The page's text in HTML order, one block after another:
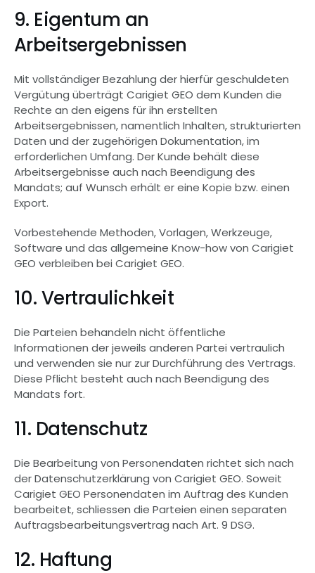
9. Eigentum an
Arbeitsergebnissen
Mit vollständiger Bezahlung der hierfür geschuldeten
Vergütung überträgt Carigiet GEO dem Kunden die
Rechte an den eigens für ihn erstellten
Arbeitsergebnissen, namentlich Inhalten, strukturierten
Daten und der zugehörigen Dokumentation, im
erforderlichen Umfang. Der Kunde behält diese
Arbeitsergebnisse auch nach Beendigung des
Mandats; auf Wunsch erhält er eine Kopie bzw. einen
Export.
Vorbestehende Methoden, Vorlagen, Werkzeuge,
Software und das allgemeine Know-how von Carigiet
GEO verbleiben bei Carigiet GEO.
10. Vertraulichkeit
Die Parteien behandeln nicht öffentliche
Informationen der jeweils anderen Partei vertraulich
und verwenden sie nur zur Durchführung des Vertrags.
Diese Pflicht besteht auch nach Beendigung des
Mandats fort.
11. Datenschutz
Die Bearbeitung von Personendaten richtet sich nach
der Datenschutzerklärung von Carigiet GEO. Soweit
Carigiet GEO Personendaten im Auftrag des Kunden
bearbeitet, schliessen die Parteien einen separaten
Auftragsbearbeitungsvertrag nach Art. 9 DSG.
12. Haftung